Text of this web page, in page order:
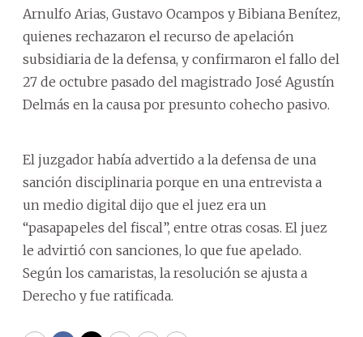
Arnulfo Arias, Gustavo Ocampos y Bibiana Benítez,
quienes rechazaron el recurso de apelación
subsidiaria de la defensa, y confirmaron el fallo del
27 de octubre pasado del magistrado José Agustín
Delmás en la causa por presunto cohecho pasivo.
El juzgador había advertido a la defensa de una
sanción disciplinaria porque en una entrevista a
un medio digital dijo que el juez era un
“pasapapeles del fiscal”, entre otras cosas. El juez
le advirtió con sanciones, lo que fue apelado.
Según los camaristas, la resolución se ajusta a
Derecho y fue ratificada.